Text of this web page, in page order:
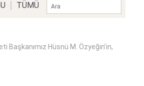
TÜMÜ
Hüsnü M. Özyeğin’in,